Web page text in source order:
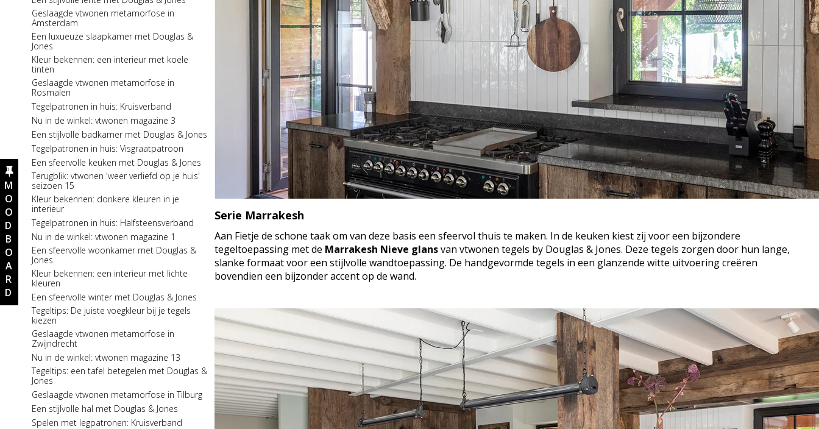
Tegelserie in the spotlight: Sense
Tegeltips: een tafel betegelen met Douglas &
Jones
Een stijlvolle hal met Douglas & Jones
Spelen met legpatronen: Kruisverband
Nu in de winkel: Stijlvol Wonen 8
Kleur bekennen: natureltinten in je interieur
Tegelserie in the spotlight: Manor
Een stijlvol toilet met Douglas & Jones
Nu in de winkel: Stijlvol Wonen 7
Spelen met tegelpatronen: Strooipatroon
Een stijlvolle herfst met Douglas & Jones
Kleur bekennen: warme tinten in je interieur
Geslaagde vtwonen makeover in Noordwijk
Een stijlvolle werkkamer met Douglas &
Jones
Nu in de winkel: vtverbouwen
badkamerspecial
Nu in de winkel: Stijlvol Wonen 6
Spelen met tegelpatronen: Visgraatpatroon
Kleur bekennen: koele tinten in je interieur
Serie in the spotlight: One by One
Een stijlvolle slaapkamer met Douglas &
Jones
Spelen met tegelpatronen:
Halfsteensverband
Een zinderende zomer met Douglas & Jones
Nu in de winkel: Stijlvol Wonen 5
Prachtige binnenkijker: Woonboerderij in
Gelderland
Nieuw in de collectie: serie Marbles
Een sfeervolle badkamer met Douglas &
Jones
Geslaagde vtwonen metamorfose in
Amsterdam
Een luxueuze slaapkamer met Douglas &
Jones
Kleur bekennen: een interieur met koele
tinten
Geslaagde vtwonen metamorfose in
Rosmalen
Tegelpatronen in huis: Kruisverband
Nu in de winkel: vtwonen magazine 3
Een stijlvolle badkamer met Douglas & Jones
Tegelpatronen in huis: Visgraatpatroon
Een sfeervolle keuken met Douglas & Jones
Terugblik: vtwonen 'weer verliefd op je huis'
seizoen 15
Kleur bekennen: donkere kleuren in je
interieur
Tegelpatronen in huis: Halfsteensverband
Nu in de winkel: vtwonen magazine 1
Een sfeervolle woonkamer met Douglas &
Jones
Kleur bekennen: een interieur met lichte
kleuren
Een sfeervolle winter met Douglas & Jones
Tegeltips: De juiste voegkleur bij je tegels
kiezen
Geslaagde vtwonen metamorfose in
Zwijndrecht
Nu in de winkel: vtwonen magazine 13
Tegeltips: een tafel betegelen met Douglas &
Jones
Geslaagde vtwonen metamorfose in Tilburg
Een stijlvolle hal met Douglas & Jones
Spelen met legpatronen: Kruisverband
Serie Marrakesh
Aan Fietje de schone taak om van deze basis een sfeervol thuis te maken. In de keuken kiest zij voor een bijzondere
tegeltoepassing met de Marrakesh Nieve glansvan vtwonen tegels by Douglas & Jones. Deze tegels zorgen door hun lange,
slanke formaat voor een stijlvolle wandtoepassing. De handgevormde tegels in een glanzende witte uitvoering creëren
bovendien een bijzonder accent op de wand.
MOODBOARD